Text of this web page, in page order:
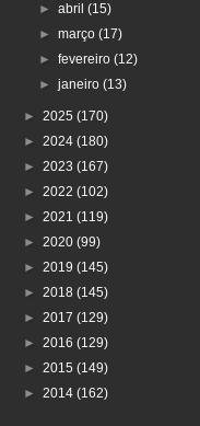
►abril(15)
►março(17)
►fevereiro(12)
►janeiro(13)
► 2025 (170)
► 2024 (180)
► 2023 (167)
► 2022 (102)
► 2021 (119)
► 2020 (99)
► 2019 (145)
► 2018 (145)
► 2017 (129)
► 2016 (129)
► 2015 (149)
► 2014 (162)